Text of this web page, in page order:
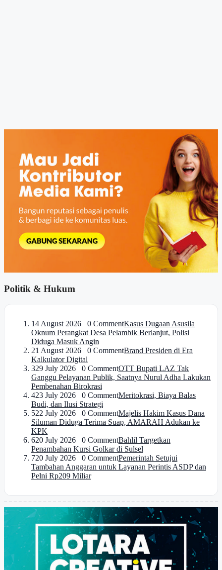
Politik & Hukum
14 August 2026 0 CommentKasus Dugaan Asusila
Oknum Perangkat Desa Pelambik Berlanjut, Polisi
Diduga Masuk Angin
21 August 2026 0 CommentBrand Presiden di Era
Kalkulator Digital
329 July 2026 0 CommentOTT Bupati LAZ Tak
Ganggu Pelayanan Publik, Saatnya Nurul Adha Lakukan
Pembenahan Birokrasi
423 July 2026 0 CommentMeritokrasi, Biaya Balas
Budi, dan Ilusi Strategi
522 July 2026 0 CommentMajelis Hakim Kasus Dana
Siluman Diduga Terima Suap, AMARAH Adukan ke
KPK
620 July 2026 0 CommentBahlil Targetkan
Penambahan Kursi Golkar di Sulsel
720 July 2026 0 CommentPemerintah Setujui
Tambahan Anggaran untuk Layanan Perintis ASDP dan
Pelni Rp209 Miliar